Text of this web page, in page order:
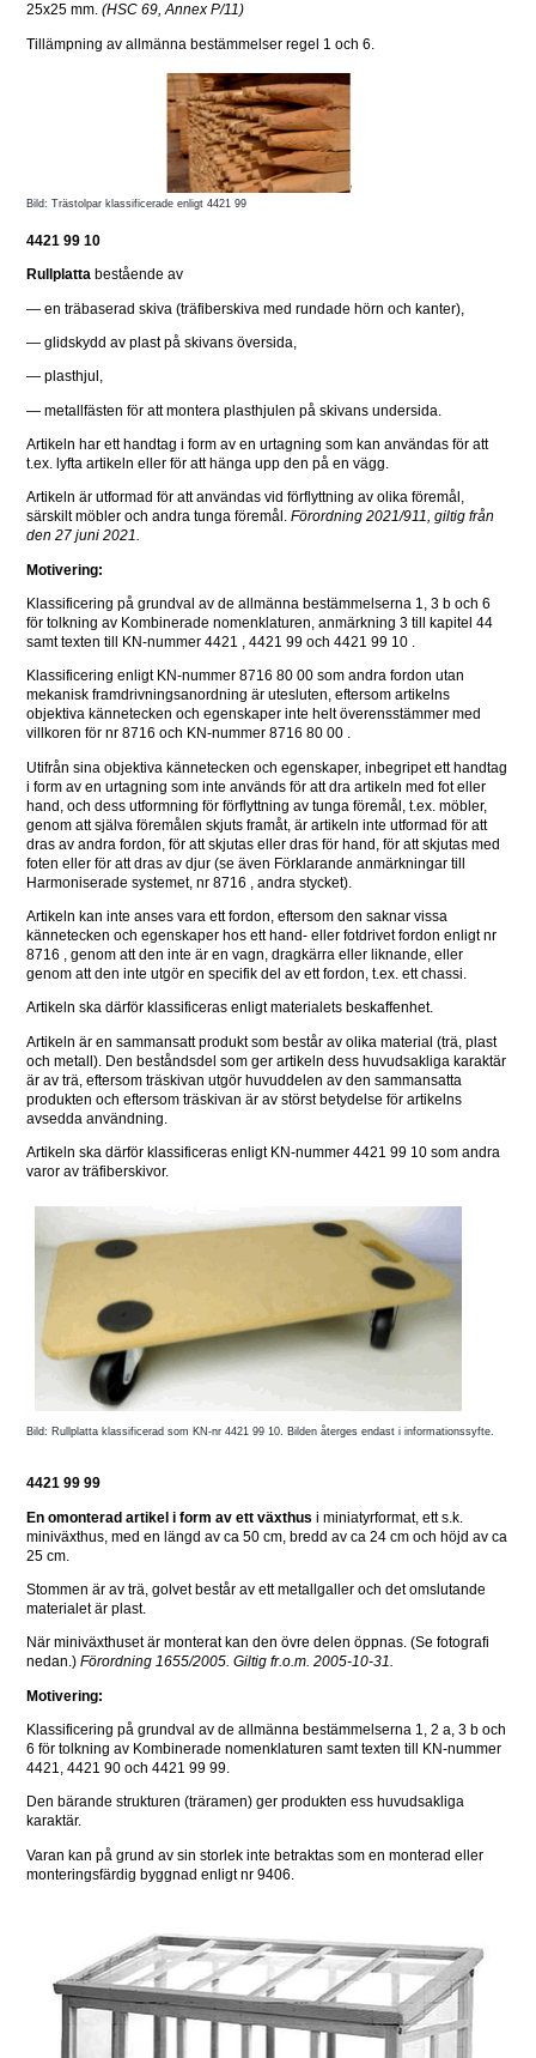
25x25 mm. (HSC 69, Annex P/11)
Tillämpning av allmänna bestämmelser regel 1 och 6.
Bild: Trästolpar klassificerade enligt 4421 99
4421 99 10
Rullplatta bestående av
— en träbaserad skiva (träfiberskiva med rundade hörn och kanter),
— glidskydd av plast på skivans översida,
— plasthjul,
— metallfästen för att montera plasthjulen på skivans undersida.
Artikeln har ett handtag i form av en urtagning som kan användas för att
t.ex. lyfta artikeln eller för att hänga upp den på en vägg.
Artikeln är utformad för att användas vid förflyttning av olika föremål,
särskilt möbler och andra tunga föremål. Förordning 2021/911, giltig från
den 27 juni 2021.
Motivering:
Klassificering på grundval av de allmänna bestämmelserna 1, 3 b och 6
för tolkning av Kombinerade nomenklaturen, anmärkning 3 till kapitel 44
samt texten till KN-nummer 4421 , 4421 99 och 4421 99 10 .
Klassificering enligt KN-nummer 8716 80 00 som andra fordon utan
mekanisk framdrivningsanordning är utesluten, eftersom artikelns
objektiva kännetecken och egenskaper inte helt överensstämmer med
villkoren för nr 8716 och KN-nummer 8716 80 00 .
Utifrån sina objektiva kännetecken och egenskaper, inbegripet ett handtag
i form av en urtagning som inte används för att dra artikeln med fot eller
hand, och dess utformning för förflyttning av tunga föremål, t.ex. möbler,
genom att själva föremålen skjuts framåt, är artikeln inte utformad för att
dras av andra fordon, för att skjutas eller dras för hand, för att skjutas med
foten eller för att dras av djur (se även Förklarande anmärkningar till
Harmoniserade systemet, nr 8716 , andra stycket).
Artikeln kan inte anses vara ett fordon, eftersom den saknar vissa
kännetecken och egenskaper hos ett hand- eller fotdrivet fordon enligt nr
8716 , genom att den inte är en vagn, dragkärra eller liknande, eller
genom att den inte utgör en specifik del av ett fordon, t.ex. ett chassi.
Artikeln ska därför klassificeras enligt materialets beskaffenhet.
Artikeln är en sammansatt produkt som består av olika material (trä, plast
och metall). Den beståndsdel som ger artikeln dess huvudsakliga karaktär
är av trä, eftersom träskivan utgör huvuddelen av den sammansatta
produkten och eftersom träskivan är av störst betydelse för artikelns
avsedda användning.
Artikeln ska därför klassificeras enligt KN-nummer 4421 99 10 som andra
varor av träfiberskivor.
Bild: Rullplatta klassificerad som KN-nr 4421 99 10. Bilden återges endast i informationssyfte.
4421 99 99
En omonterad artikel i form av ett växthus i miniatyrformat, ett s.k.
miniväxthus, med en längd av ca 50 cm, bredd av ca 24 cm och höjd av ca
25 cm.
Stommen är av trä, golvet består av ett metallgaller och det omslutande
materialet är plast.
När miniväxthuset är monterat kan den övre delen öppnas. (Se fotografi
nedan.) Förordning 1655/2005. Giltig fr.o.m. 2005-10-31.
Motivering:
Klassificering på grundval av de allmänna bestämmelserna 1, 2 a, 3 b och
6 för tolkning av Kombinerade nomenklaturen samt texten till KN-nummer
4421, 4421 90 och 4421 99 99.
Den bärande strukturen (träramen) ger produkten ess huvudsakliga
karaktär.
Varan kan på grund av sin storlek inte betraktas som en monterad eller
monteringsfärdig byggnad enligt nr 9406.